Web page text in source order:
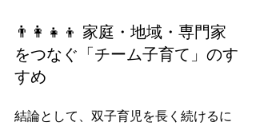
👨‍👩‍👧‍👦 家庭・地域・専門家
をつなぐ「チーム子育て」のす
すめ
結論として、双子育児を長く続けるに